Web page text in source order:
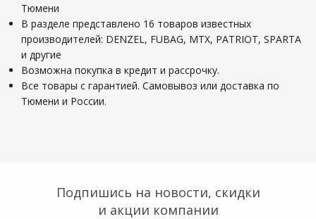
Тюмени
В разделе представлено 16 товаров известных
производителей: DENZEL, FUBAG, MTX, PATRIOT, SPARTA
и другие
Возможна покупка в кредит и рассрочку.
Все товары с гарантией. Самовывоз или доставка по
Тюмени и России.
Подпишись на новости, скидки
и акции компании